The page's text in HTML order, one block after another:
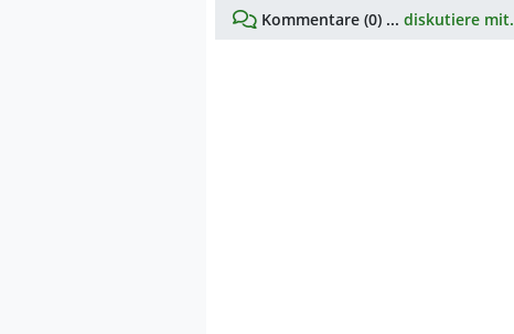
Kommentare (0) ... diskutiere mit.